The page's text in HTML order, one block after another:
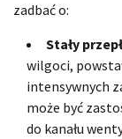
zadbać o:
Stały
wilgoci,
intensywnych
może być
do kanału